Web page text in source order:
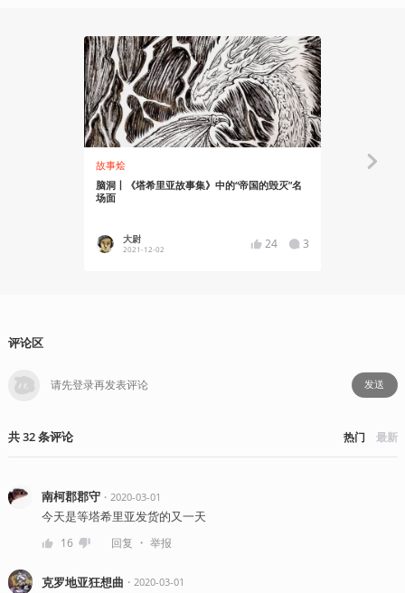
故事烩
脑洞丨《塔希里亚故事集》中的“帝国的毁灭”名
场面
大尉
2021-12-02 24 3
故事烩
评论区
发送
共32条评论 热门 最新
南柯郡郡守・ 2020-03-01
今天是等塔希里亚发货的又一天
16 回复 ・ 举报
克罗地亚狂想曲 ・ 2020-03-01